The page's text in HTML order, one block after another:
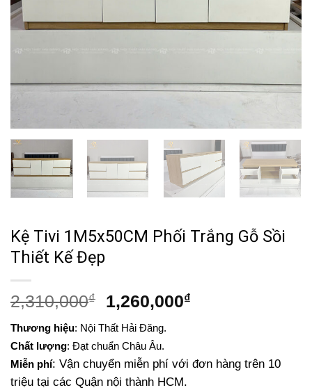
Kệ Tivi 1M5x50CM Phối Trắng Gỗ Sồi
Thiết Kế Đẹp
2,310,000₫
Giá
là:
2,310,000₫.
1,260,000₫Giá
1,260,000₫.
Thương hiệu: Nội Thất Hải Đăng.
Chất lượng: Đạt chuẩn Châu Âu.
Miễn phí: Vận chuyển miễn phí với đơn hàng trên 10
triệu tại các Quận nội thành HCM.